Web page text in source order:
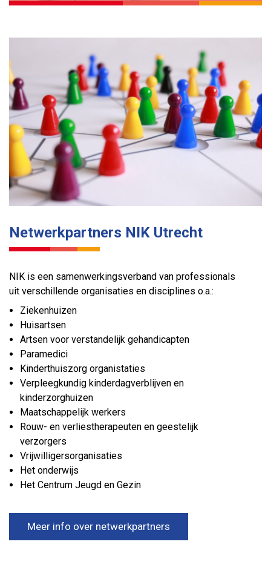
Netwerkpartners NIK Utrecht
NIK is een samenwerkingsverband van professionals
uit verschillende organisaties en disciplines o.a.:
Ziekenhuizen
Huisartsen
Artsen voor verstandelijk gehandicapten
Paramedici
Kinderthuiszorg organistaties
Verpleegkundig kinderdagverblijven en
kinderzorghuizen
Maatschappelijk werkers
Rouw- en verliestherapeuten en geestelijk
verzorgers
Vrijwilligersorganisaties
Het onderwijs
Het Centrum Jeugd en Gezin
Meer info over netwerkpartners